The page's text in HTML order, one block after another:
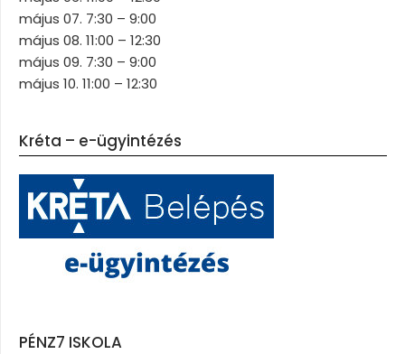
május 07. 7:30 – 9:00
május 08. 11:00 – 12:30
május 09. 7:30 – 9:00
május 10. 11:00 – 12:30
Kréta – e-ügyintézés
PÉNZ7 ISKOLA